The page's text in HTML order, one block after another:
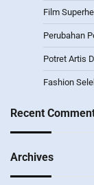
Film
Perubahan
Potret Artis
Fashion
Recent
Archives